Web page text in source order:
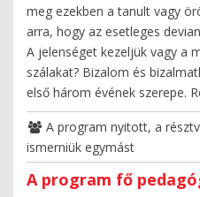
meg ezekben a tanult vagy
arra, hogy az esetleges
A jelenséget kezeljük vagy a
szálakat? Bizalom és
első három évének szerepe.
A program nyitott, a
ismerniük egymást
A program fő